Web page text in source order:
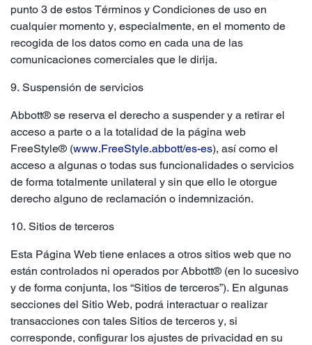
punto 3 de estos Términos y Condiciones de uso en
cualquier momento y, especialmente, en el momento de
recogida de los datos como en cada una de las
comunicaciones comerciales que le dirija.
9. Suspensión de servicios
Abbott® se reserva el derecho a suspender y a retirar el
acceso a parte o a la totalidad de la página web
FreeStyle® (www.FreeStyle.abbott/es-es), así como el
acceso a algunas o todas sus funcionalidades o servicios
de forma totalmente unilateral y sin que ello le otorgue
derecho alguno de reclamación o indemnización.
10. Sitios de terceros
Esta Página Web tiene enlaces a otros sitios web que no
están controlados ni operados por Abbott® (en lo sucesivo
y de forma conjunta, los “Sitios de terceros”). En algunas
secciones del Sitio Web, podrá interactuar o realizar
transacciones con tales Sitios de terceros y, si
corresponde, configurar los ajustes de privacidad en su